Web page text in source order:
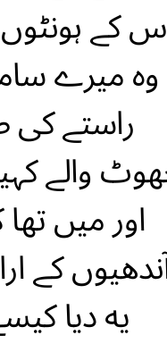
کے ہونٹوں
وه میرے
راستے کی
والے
اور میں
کے
یه دیا